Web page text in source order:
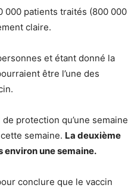
000 patients traités (800 000
claire.
et étant donné la
être l’une des
protection qu’une semaine
semaine. La deuxième
environ une semaine.
conclure que le vaccin